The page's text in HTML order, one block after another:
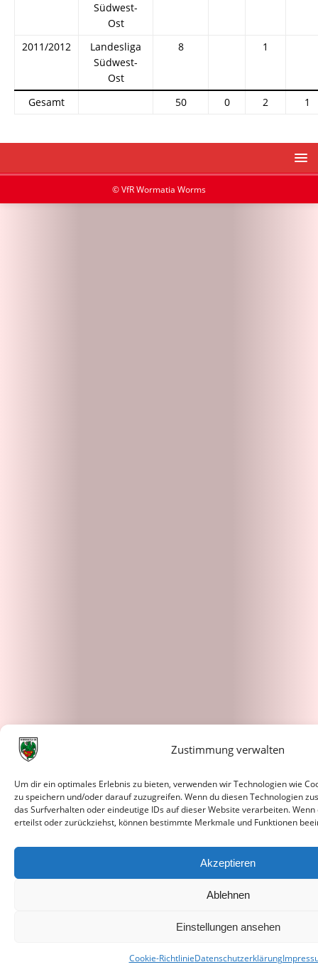
Zustimmung verwalten
Um dir ein optimales Erlebnis zu bieten, verwenden wir Technologien wie
zu speichern und/oder darauf zuzugreifen. Wenn du diesen Technologien
das Surfverhalten oder eindeutige IDs auf dieser Website verarbeiten.
erteilst oder zurückziehst, können bestimmte Merkmale und Funktionen
Akzeptieren
Ablehnen
Einstellungen ansehen
Cookie-RichtlinieDatenschutzerklärung
Südwest-
Ost
2011/2012
Landesliga
Südwest-
Ost
8 1
Gesamt 50 0 2 1
© VfR Wormatia Worms